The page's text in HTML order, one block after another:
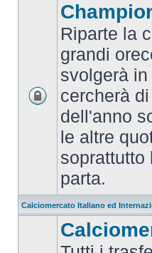
Riparte la
grandi
svolgerà
cercherà
dell'anno
le altre
soprattutto
parta.
Calciomercato Italiano ed